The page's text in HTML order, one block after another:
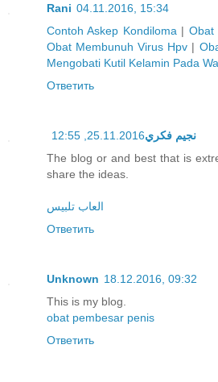
Rani 04.11.2016, 15:34
Contoh Askep Kondiloma | Obat
Obat Membunuh Virus Hpv |
Mengobati Kutil Kelamin Pada
Ответить
نجيم فكري25.11.2016, 12:55
The blog or and best that is
share the ideas.
العاب تلبيس
Ответить
Unknown 18.12.2016, 09:32
This is my blog.
obat pembesar penis
Ответить